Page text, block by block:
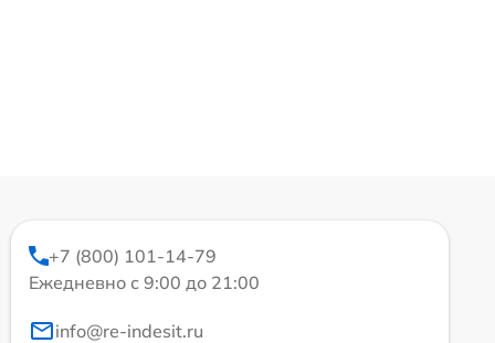
+7 (800) 101-14-79
Ежедневно с 9:00 до 21:00
info@re-indesit.ru